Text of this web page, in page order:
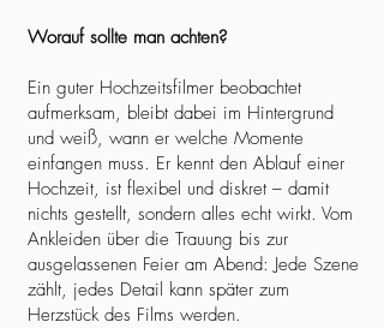
Worauf sollte man achten?
Ein guter Hochzeitsfilmer beobachtet
aufmerksam, bleibt dabei im Hintergrund
und weiß, wann er welche Momente
einfangen muss. Er kennt den Ablauf einer
Hochzeit, ist flexibel und diskret – damit
nichts gestellt, sondern alles echt wirkt. Vom
Ankleiden über die Trauung bis zur
ausgelassenen Feier am Abend: Jede Szene
zählt, jedes Detail kann später zum
Herzstück des Films werden.